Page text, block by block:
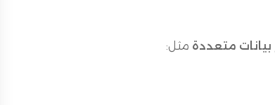
بيانات متعددة مثل: